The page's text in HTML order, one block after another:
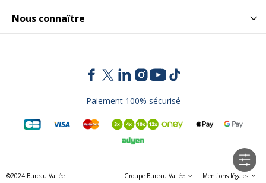
Nous connaître
Paiement 100% sécurisé
©2024 Bureau Vallée Groupe Bureau Vallée Mentions légales